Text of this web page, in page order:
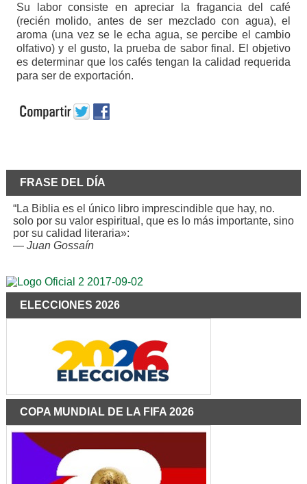
Su labor consiste en apreciar la fragancia del café
(recién molido, antes de ser mezclado con agua), el
aroma (una vez se le echa agua, se percibe el cambio
olfativo) y el gusto, la prueba de sabor final. El objetivo
es determinar que los cafés tengan la calidad requerida
para ser de exportación.
FRASE DEL DÍA
“La Biblia es el único libro imprescindible que hay, no.
solo por su valor espiritual, que es lo más importante, sino
por su calidad literaria»:
— Juan Gossaín
ELECCIONES 2026
COPA MUNDIAL DE LA FIFA 2026